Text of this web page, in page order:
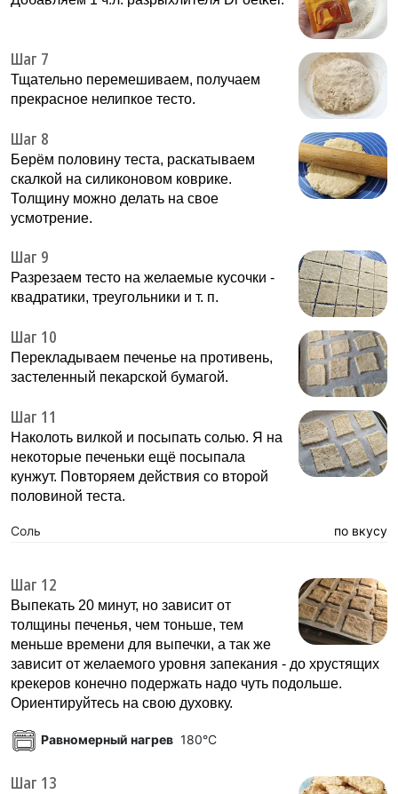
Шаг 7
Тщательно перемешиваем, получаем
прекрасное нелипкое тесто.
Шаг 8
Берём половину теста, раскатываем
скалкой на силиконовом коврике.
Толщину можно делать на свое
усмотрение.
Шаг 9
Разрезаем тесто на желаемые кусочки -
квадратики, треугольники и т. п.
Шаг 10
Перекладываем печенье на противень,
застеленный пекарской бумагой.
Шаг 11
Наколоть вилкой и посыпать солью. Я на
некоторые печеньки ещё посыпала
кунжут. Повторяем действия со второй
половиной теста.
Соль по вкусу
Шаг 12
Выпекать 20 минут, но зависит от
толщины печенья, чем тоньше, тем
меньше времени для выпечки, а так же
зависит от желаемого уровня запекания - до хрустящих
крекеров конечно подержать надо чуть подольше.
Ориентируйтесь на свою духовку.
Равномерный нагрев 180°C
Шаг 13